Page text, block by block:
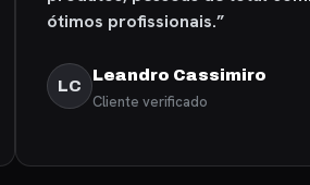
ótimos profissionais.”
Leandro Cassimiro
Cliente verificado